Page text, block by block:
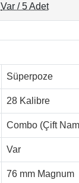
Var / 5 Adet
Süperpoze
28 Kalibre
Combo (Çift
Var
76 mm Magnum